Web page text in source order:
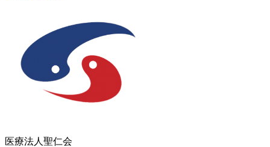
医療法人聖仁会